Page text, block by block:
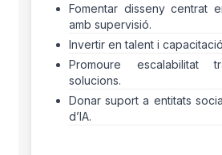
Fomentar disseny centrat
amb supervisió.
Invertir en talent i
Promoure escalabilitat
solucions.
Donar suport a entitats
d’IA.